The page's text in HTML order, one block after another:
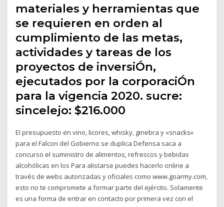
materiales y herramientas que
se requieren en orden al
cumplimiento de las metas,
actividades y tareas de los
proyectos de inversiÓn,
ejecutados por la corporaciÓn
para la vigencia 2020. sucre:
sincelejo: $216.000
El presupuesto en vino, licores, whisky, ginebra y «snacks»
para el Falcon del Gobierno se duplica Defensa saca a
concurso el suministro de alimentos, refrescos y bebidas
alcohólicas en los Para alistarse puedes hacerlo online a
través de webs autorizadas y oficiales como www.goarmy.com,
esto no te compromete a formar parte del ejército. Solamente
es una forma de entrar en contacto por primera vez con el